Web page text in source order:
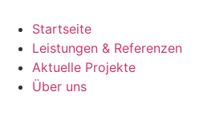
Inhalt
springen
Startseite
Leistungen & Referenzen
Aktuelle Projekte
Über uns